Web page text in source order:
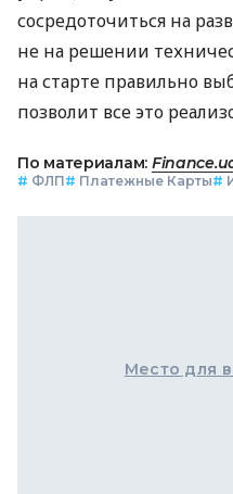
сосредоточиться на
не на решении
на старте правильно
позволит все это
По материалам:
# ФЛП# Платежные Карты#
Место для